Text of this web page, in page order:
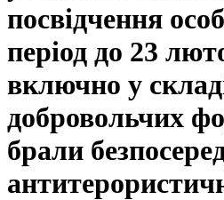
посвідчення
період до 23
включно у
добровольчих
брали